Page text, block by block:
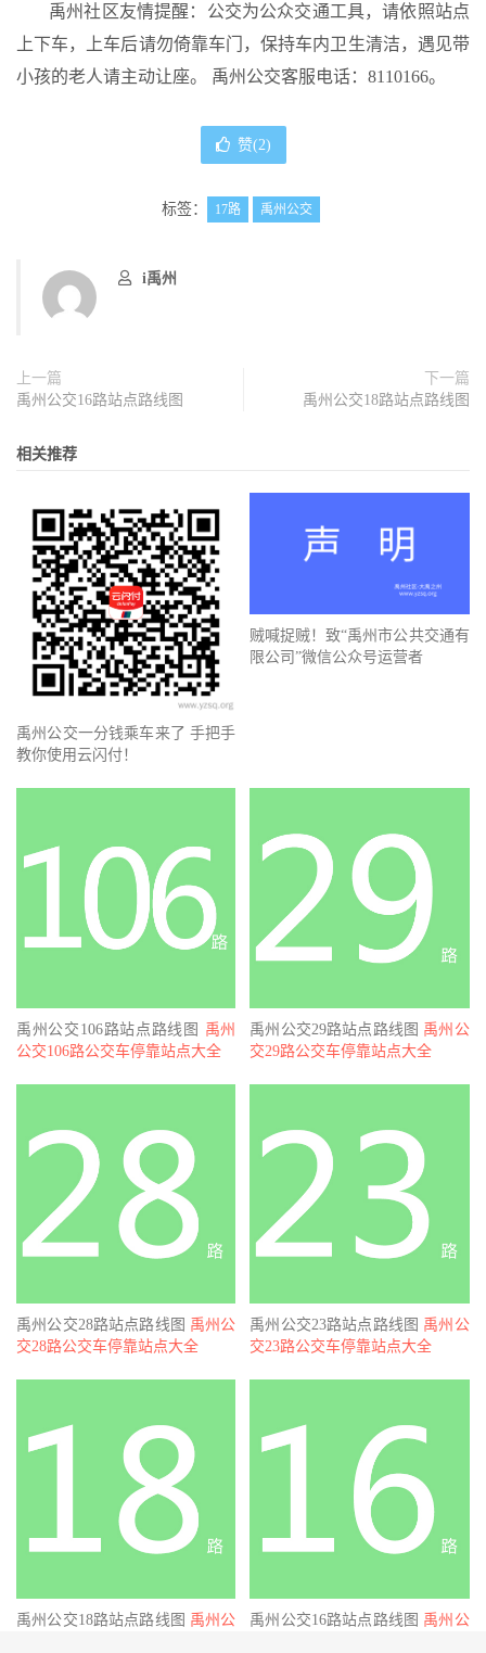
禹州社区友情提醒：公交为公众交通工具，请依照站点
上下车，上车后请勿倚靠车门，保持车内卫生清洁，遇见带
小孩的老人请主动让座。 禹州公交客服电话：8110166。
赞(2)
标签： 17路 禹州公交
i禹州
上一篇
禹州公交16路站点路线图
下一篇
禹州公交18路站点路线图
相关推荐
禹州公交一分钱乘车来了 手把手
教你使用云闪付！
贼喊捉贼！致“禹州市公共交通有
限公司”微信公众号运营者
禹州公交106路站点路线图 禹州
公交106路公交车停靠站点大全
禹州公交29路站点路线图 禹州公
交29路公交车停靠站点大全
禹州公交28路站点路线图 禹州公
交28路公交车停靠站点大全
禹州公交23路站点路线图 禹州公
交23路公交车停靠站点大全
禹州公交18路站点路线图 禹州公
禹州公交16路站点路线图 禹州公